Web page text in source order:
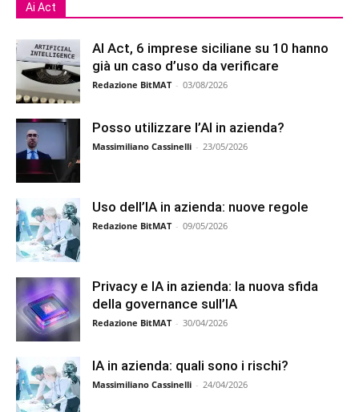
Ai Act
AI Act, 6 imprese siciliane su 10 hanno
già un caso d’uso da verificare
Redazione BitMAT - 03/08/2026
Posso utilizzare l’AI in azienda?
Massimiliano Cassinelli - 23/05/2026
Uso dell’IA in azienda: nuove regole
Redazione BitMAT - 09/05/2026
Privacy e IA in azienda: la nuova sfida
della governance sull’IA
Redazione BitMAT - 30/04/2026
IA in azienda: quali sono i rischi?
Massimiliano Cassinelli - 24/04/2026